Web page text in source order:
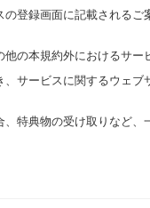
登録画面に記載される
の本規約外におけるサ
サービスに関するウェ
特典物の受け取りなど